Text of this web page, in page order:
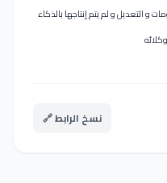
التعديل و لم يتم إنتاجها بالذكاء
نسخ الرابط 🔗